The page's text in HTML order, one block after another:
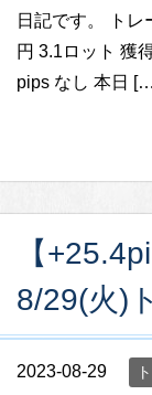
日記です。 ト
円 3.1ロット 獲
pips なし 本日
【
8/29(火)
2023-08-29